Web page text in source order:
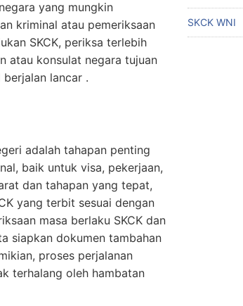
yang mungkin
kriminal atau pemeriksaan
SKCK, periksa terlebih
atau konsulat negara tujuan
lancar .
adalah tahapan penting
baik untuk visa, pekerjaan,
dan tahapan yang tepat,
yang terbit sesuai dengan
masa berlaku SKCK dan
siapkan dokumen tambahan
proses perjalanan
terhalang oleh hambatan
SKCK WNI